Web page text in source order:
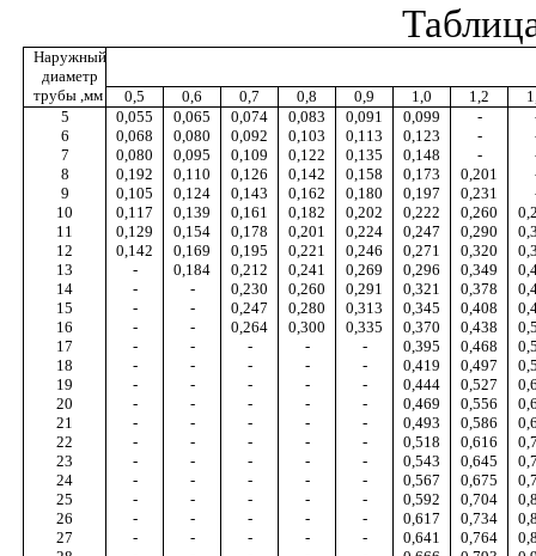
Наружный
диаметр
трубы ,мм
0,5 0,6 0,7 0,8 0,9 1,0 1,2
5
0,055 0,065 0,074 0,083 0,091 0,099 -
6
0,068 0,080 0,092 0,103 0,113 0,123 -
7
0,080 0,095 0,109 0,122 0,135 0,148 -
8
0,192 0,110 0,126 0,142 0,158 0,173 0,201
9
0,105 0,124 0,143 0,162 0,180 0,197 0,231
10
0,117 0,139 0,161 0,182 0,202 0,222 0,260
11
0,129 0,154 0,178 0,201 0,224 0,247 0,290
12
0,142 0,169 0,195 0,221 0,246 0,271 0,320
13
- 0,184 0,212 0,241 0,269 0,296 0,349
14
- - 0,230 0,260 0,291 0,321 0,378
15
- - 0,247 0,280 0,313 0,345 0,408
16
- - 0,264 0,300 0,335 0,370 0,438
17
- - - - - 0,395 0,468
18
- - - - - 0,419 0,497
19
- - - - - 0,444 0,527
20
- - - - - 0,469 0,556
21
- - - - - 0,493 0,586
22
- - - - - 0,518 0,616
23
- - - - - 0,543 0,645
24
- - - - - 0,567 0,675
25
- - - - - 0,592 0,704
26
- - - - - 0,617 0,734
27
- - - - - 0,641 0,764